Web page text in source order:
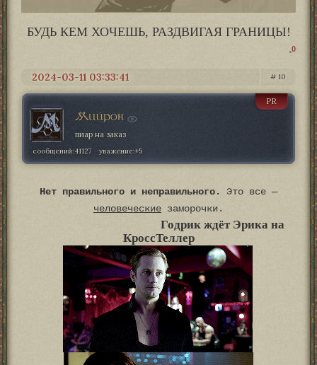
БУДЬ КЕМ ХОЧЕШЬ, РАЗДВИГАЯ ГРАНИЦЫ!
0
10
2024-03-11 03:33:41
Мийрон
PR
пиар на заказ
сообщений:41127 уважение:+5
Нет правильного и неправильного.
Это все —
человеческие заморочки.
Годрик ждёт Эрика на
КроссТеллер